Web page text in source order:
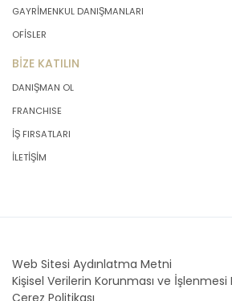
GAYRİMENKUL DANIŞMANLARI
OFİSLER
BİZE KATILIN
DANIŞMAN OL
FRANCHISE
İŞ FIRSATLARI
İLETİŞİM
Web Sitesi Aydınlatma Metni
Kişisel Verilerin Korunması ve İşlenmesi